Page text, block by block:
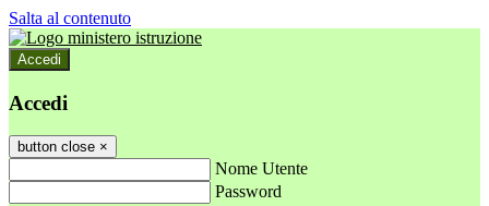
Salta al contenuto
Accedi
Accedi
button close ×
Nome Utente
Password